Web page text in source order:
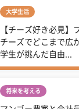
大学生活
【チーズ好き必見】
チーズでどこまで広
学生が挑んだ自由...
将来を考える